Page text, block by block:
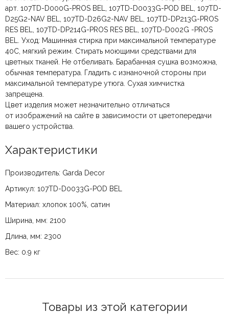
арт. 107TD-D000G-PROS BEL, 107TD-D0033G-POD BEL, 107TD-
D25G2-NAV BEL, 107TD-D26G2-NAV BEL, 107TD-DP213G-PROS
RES BEL, 107TD-DP214G-PROS RES BEL, 107TD-D002G -PROS
BEL. Уход: Машинная стирка при максимальной температуре
40С, мягкий режим. Стирать моющими средствами для
цветных тканей. Не отбеливать. Барабанная сушка возможна,
обычная температура. Гладить с изнаночной стороны при
максимальной температуре утюга. Сухая химчистка
запрещена.
Цвет изделия может незначительно отличаться
от изображений на сайте в зависимости от цветопередачи
вашего устройства.
Характеристики
Производитель: Garda Decor
Артикул: 107TD-D0033G-POD BEL
Материал: хлопок 100%, сатин
Ширина, мм: 2100
Длина, мм: 2300
Вес: 0.9 кг
Товары из этой категории